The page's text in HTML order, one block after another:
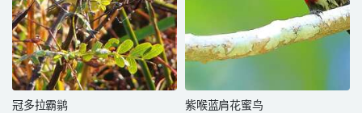
冠多拉霸鹟 紫喉蓝肩花蜜鸟